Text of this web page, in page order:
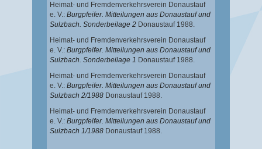
Heimat- und Fremdenverkehrsverein Donaustauf
e. V.: Burgpfeifer. Mitteilungen aus Donaustauf und
Sulzbach. Sonderbeilage 2 Donaustauf 1988.
Heimat- und Fremdenverkehrsverein Donaustauf
e. V.: Burgpfeifer. Mitteilungen aus Donaustauf und
Sulzbach. Sonderbeilage 1 Donaustauf 1988.
Heimat- und Fremdenverkehrsverein Donaustauf
e. V.: Burgpfeifer. Mitteilungen aus Donaustauf und
Sulzbach 2/1988 Donaustauf 1988.
Heimat- und Fremdenverkehrsverein Donaustauf
e. V.: Burgpfeifer. Mitteilungen aus Donaustauf und
Sulzbach 1/1988 Donaustauf 1988.